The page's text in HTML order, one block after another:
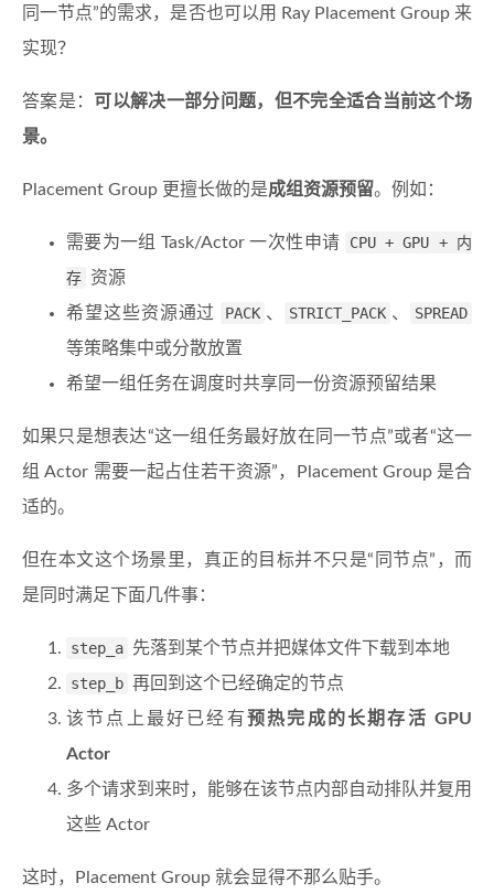
同一节点”的需求，是否也可以用 Ray Placement Group 来
实现？
答案是：
可以解决一部分问题，但不完全适合当前这个场
景。
Placement Group 更擅长做的是成组资源预留。例如：
需要为一组 Task/Actor 一次性申请
CPU + GPU + 内
存 资源
希望这些资源通过
PACK 、 STRICT_PACK 、
SPREAD
等策略集中或分散放置
希望一组任务在调度时共享同一份资源预留结果
如果只是想表达“这一组任务最好放在同一节点”或者“这一
组 Actor 需要一起占住若干资源”，Placement Group 是合
适的。
但在本文这个场景里，真正的目标并不只是“同节点”，而
是同时满足下面几件事：
step_a 先落到某个节点并把媒体文件下载到本地
step_b 再回到这个已经确定的节点
该节点上最好已经有 预热完成的长期存活 GPU
Actor
多个请求到来时，能够在该节点内部自动排队并复用
这些 Actor
这时，Placement Group 就会显得不那么贴手。